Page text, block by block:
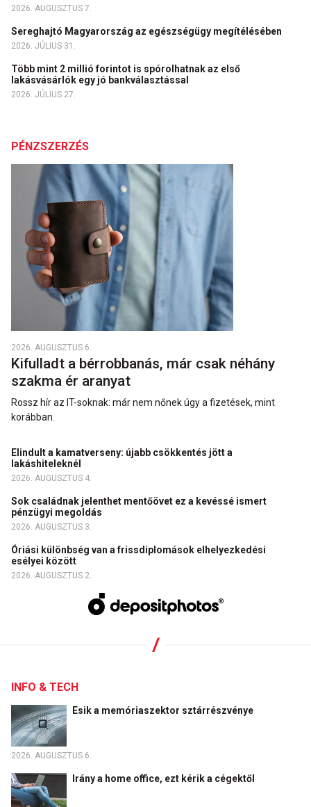
2026. AUGUSZTUS 7.
Sereghajtó Magyarország az egészségügy megítélésében
2026. JÚLIUS 31.
Több mint 2 millió forintot is spórolhatnak az első
lakásvásárlók egy jó bankválasztással
2026. JÚLIUS 27.
PÉNZSZERZÉS
2026. AUGUSZTUS 6.
Kifulladt a bérrobbanás, már csak néhány
szakma ér aranyat
Rossz hír az IT-soknak: már nem nőnek úgy a fizetések, mint
korábban.
Elindult a kamatverseny: újabb csökkentés jött a
lakáshiteleknél
2026. AUGUSZTUS 4.
Sok családnak jelenthet mentőövet ez a kevéssé ismert
pénzügyi megoldás
2026. AUGUSZTUS 3.
Óriási különbség van a frissdiplomások elhelyezkedési
esélyei között
2026. AUGUSZTUS 2.
INFO & TECH
Esik a memóriaszektor sztárrészvénye
2026. AUGUSZTUS 6.
Irány a home office, ezt kérik a cégektől